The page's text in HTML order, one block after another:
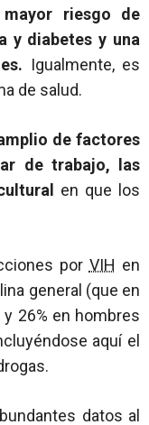
riesgo de
y diabetes y una
Igualmente, es
de salud.
de factores
de trabajo, las
en que los
por VIH en
general (que en
26% en hombres
aquí el
datos al